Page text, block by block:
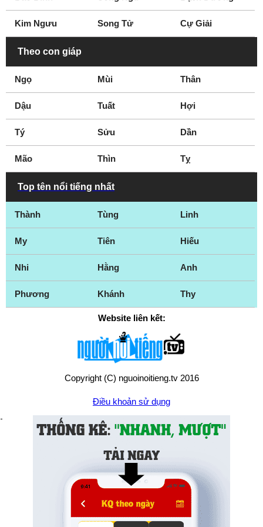
Hot boy
Triết gia
Lãnh đạo thế giới
Kim Ngưu Song Tử Cự Giải
Theo con giáp
Ngọ Mùi Thân
Dậu Tuất Hợi
Tý Sửu Dần
Mão Thìn Tỵ
Top tên nổi tiếng nhất
Thành Tùng Linh
My Tiên Hiếu
Nhi Hằng Anh
Phương Khánh Thy
Website liên kết:
Copyright (C) nguoinoitieng.tv 2016
Điều khoản sử dụng
Chính sách quyền riêng tư
mail.nguoinoitieng.tv@gmail.com